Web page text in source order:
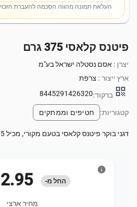
העלאת תמונה מהווה הסכמה להעברת
פיטנס קלאסי 375 גרם
יצרן : אסם נסטלה ישראל בע"מ
ארץ ייצור : צרפת
qr_code ברקוד:8445291426320
קטגוריות: חטיפים וממתקים
דגני בוקר פיטנס קלאסי בטעם מקורי, מכיל 375 גרם.
החל מ- ‏12.95 ‏₪
מחיר ארצי
info